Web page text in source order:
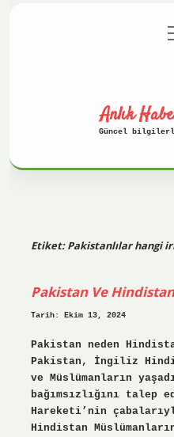
Anlık
Güncel
Etiket:Pakistanlılar hangi
Pakistan Ve Hindistan
Tarih: Ekim 13, 2024
Pakistan neden
Pakistan, İngiliz
ve Müslümanların
bağımsızlığını talep
Hareketi’nin
Hindistan